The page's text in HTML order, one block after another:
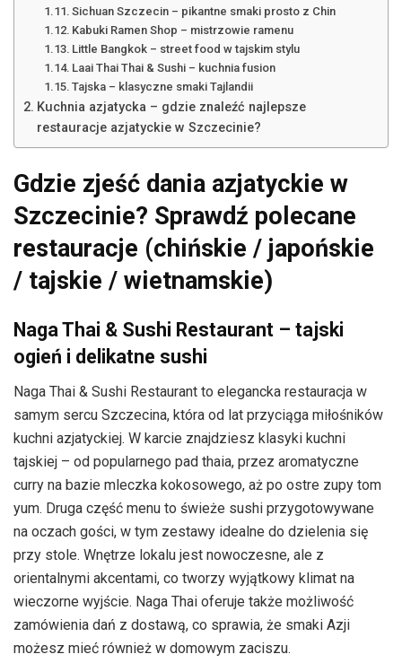
Sichuan Szczecin – pikantne smaki prosto z Chin
Kabuki Ramen Shop – mistrzowie ramenu
Little Bangkok – street food w tajskim stylu
Laai Thai Thai & Sushi – kuchnia fusion
Tajska – klasyczne smaki Tajlandii
Kuchnia azjatycka – gdzie znaleźć najlepsze
restauracje azjatyckie w Szczecinie?
Gdzie zjeść dania azjatyckie w
Szczecinie? Sprawdź polecane
restauracje (chińskie / japońskie
/ tajskie / wietnamskie)
Naga Thai & Sushi Restaurant – tajski
ogień i delikatne sushi
Naga Thai & Sushi Restaurant to elegancka restauracja w
samym sercu Szczecina, która od lat przyciąga miłośników
kuchni azjatyckiej. W karcie znajdziesz klasyki kuchni
tajskiej – od popularnego pad thaia, przez aromatyczne
curry na bazie mleczka kokosowego, aż po ostre zupy tom
yum. Druga część menu to świeże sushi przygotowywane
na oczach gości, w tym zestawy idealne do dzielenia się
przy stole. Wnętrze lokalu jest nowoczesne, ale z
orientalnymi akcentami, co tworzy wyjątkowy klimat na
wieczorne wyjście. Naga Thai oferuje także możliwość
zamówienia dań z dostawą, co sprawia, że smaki Azji
możesz mieć również w domowym zaciszu.